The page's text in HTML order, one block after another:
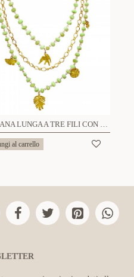
COLLANA LUNGA A TRE FILI CON PERLINE E CIONDOLI - YNK25212C390
al carrello